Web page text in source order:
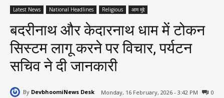
Latest News National Headlines Religious आम मुद्दे
बदरीनाथ और केदारनाथ धाम में टोकन
सिस्टम लागू करने पर विचार, पर्यटन
सचिव ने दी जानकारी
By DevbhoomiNews Desk Monday, 16 February, 2026 - 3:42 PM 0